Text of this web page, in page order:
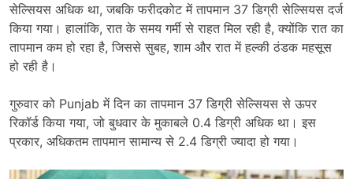
सेल्सियस अधिक था, जबकि फरीदकोट में तापमान 37 डिग्री सेल्सियस दर्ज
किया गया। हालांकि, रात के समय गर्मी से राहत मिल रही है, क्योंकि रात का
तापमान कम हो रहा है, जिससे सुबह, शाम और रात में हल्की ठंडक महसूस
हो रही है।
गुरुवार को Punjab में दिन का तापमान 37 डिग्री सेल्सियस से ऊपर
रिकॉर्ड किया गया, जो बुधवार के मुकाबले 0.4 डिग्री अधिक था। इस
प्रकार, अधिकतम तापमान सामान्य से 2.4 डिग्री ज्यादा हो गया।